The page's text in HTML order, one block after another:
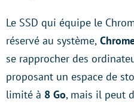
Le SSD qui équipe le
réservé au système,
se rapprocher des
proposant un espace de
limité à 8 Go, mais il peut